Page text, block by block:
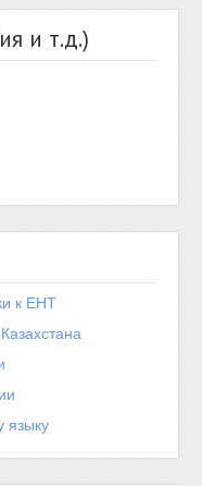
и т.д.)
к ЕНТ
языку